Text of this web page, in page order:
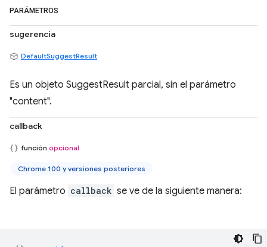
PARÁMETROS
sugerencia
DefaultSuggestResult
Es un objeto SuggestResult parcial, sin el parámetro
"content".
callback
función opcional
Chrome 100 y versiones posteriores
El parámetro callback se ve de la siguiente manera: